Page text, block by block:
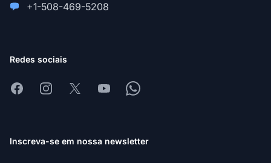
+1-508-469-5208
Redes sociais
FacebookInstagram
X YoutubeWhatsapp
Inscreva-se em nossa newsletter